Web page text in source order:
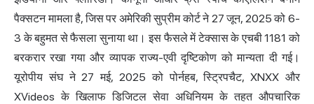
पैक्सटन मामला है, जिस पर अमेरिकी सुप्रीम कोर्ट ने 27 जून, 2025 को 6-
3 के बहुमत से फैसला सुनाया था। इस फैसले में टेक्सास के एचबी 1181 को
बरकरार रखा गया और व्यापक राज्य-एवी दृष्टिकोण को मान्यता दी गई।
यूरोपीय संघ ने 27 मई, 2025 को पोर्नहब, स्ट्रिपचैट, XNXX और
XVideos के खिलाफ डिजिटल सेवा अधिनियम के तहत औपचारिक